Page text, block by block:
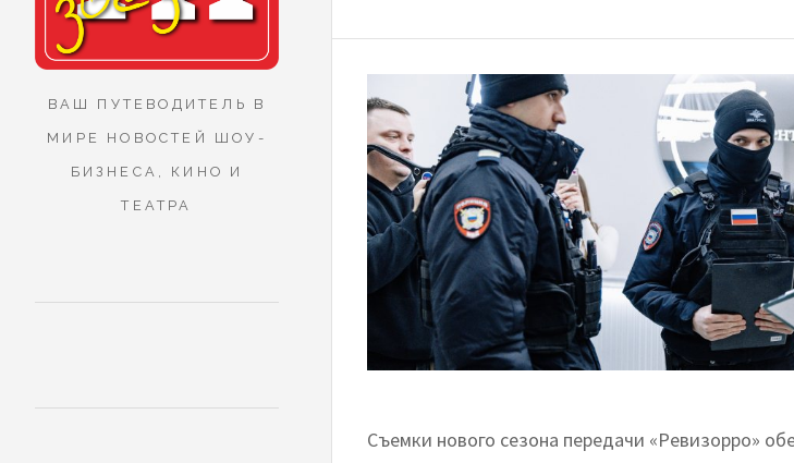
Съемки нового сезона передачи «Ревизорро»
ВАШ ПУТЕВОДИТЕЛЬ В
МИРЕ НОВОСТЕЙ ШОУ-
БИЗНЕСА, КИНО И
ТЕАТРА